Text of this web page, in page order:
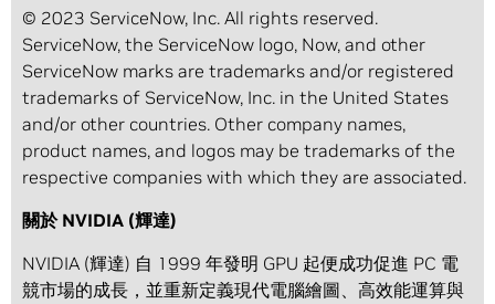
© 2023 ServiceNow, Inc. All rights reserved.
ServiceNow, the ServiceNow logo, Now, and other
ServiceNow marks are trademarks and/or registered
trademarks of ServiceNow, Inc. in the United States
and/or other countries. Other company names,
product names, and logos may be trademarks of the
respective companies with which they are associated.
關於 NVIDIA (輝達)
NVIDIA (輝達) 自 1999 年發明 GPU 起便成功促進 PC 電
競市場的成長，並重新定義現代電腦繪圖、高效能運算與